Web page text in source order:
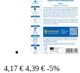
4,17 € 4,39 € -5%